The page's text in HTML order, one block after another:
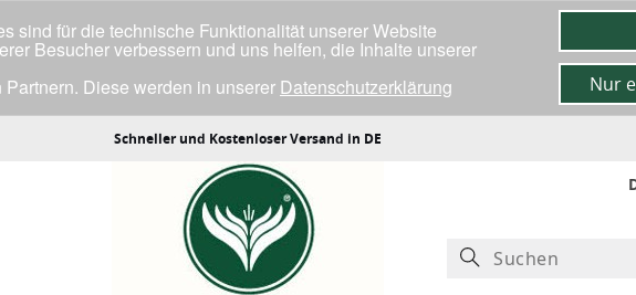
Schneller und Kostenloser Versand in DE
sind für die technische Funktionalität unserer Website
Besucher verbessern und uns helfen, die Inhalte unserer
Diese werden in unserer Datenschutzerklärung
Cookies einverstanden bist.
Nur